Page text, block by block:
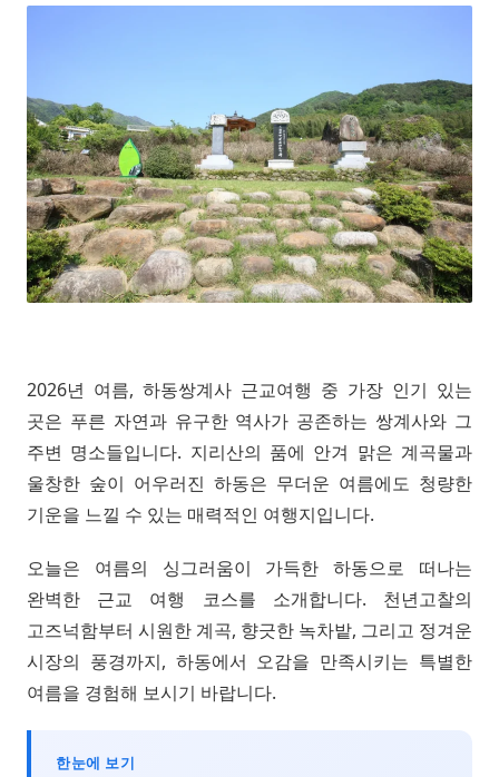
2026년 여름, 하동쌍계사 근교여행 중 가장 인기 있는
곳은 푸른 자연과 유구한 역사가 공존하는 쌍계사와 그
주변 명소들입니다. 지리산의 품에 안겨 맑은 계곡물과
울창한 숲이 어우러진 하동은 무더운 여름에도 청량한
기운을 느낄 수 있는 매력적인 여행지입니다.
오늘은 여름의 싱그러움이 가득한 하동으로 떠나는
완벽한 근교 여행 코스를 소개합니다. 천년고찰의
고즈넉함부터 시원한 계곡, 향긋한 녹차밭, 그리고 정겨운
시장의 풍경까지, 하동에서 오감을 만족시키는 특별한
여름을 경험해 보시기 바랍니다.
한눈에 보기